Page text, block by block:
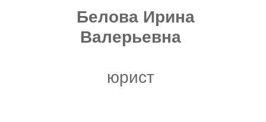
Белова Ирина
Валерьевна
юрист